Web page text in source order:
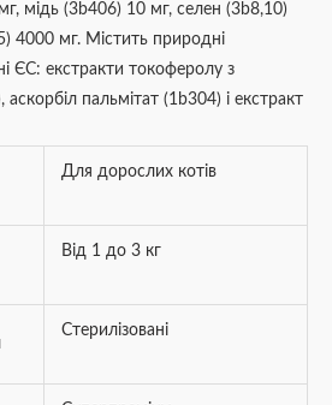
мідь (3b406) 10 мг, селен (3b8,10)
4000 мг. Містить природні
ЄС: екстракти токоферолу з
пальмітат (1b304) і екстракт
Для дорослих котів
Від 1 до 3 кг
Стерилізовані